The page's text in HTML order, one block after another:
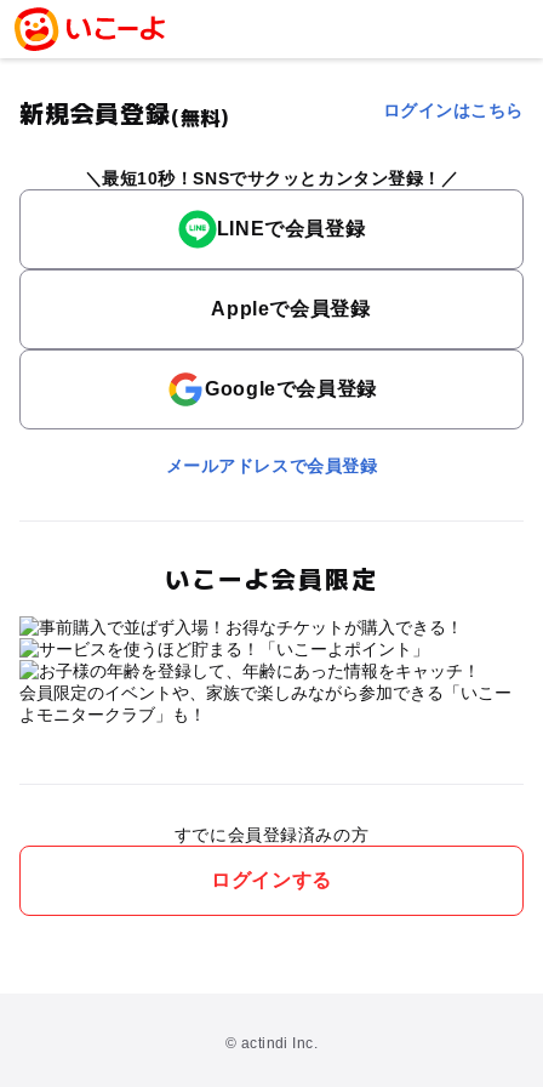
新規会員登録(無料) ログインはこちら
最短10秒！SNSでサクッとカンタン登録！
LINEで会員登録
Appleで会員登録
Googleで会員登録
メールアドレスで会員登録
いこーよ会員限定
会員限定のイベントや、家族で楽しみながら参加できる「いこー
よモニタークラブ」も！
すでに会員登録済みの方
ログインする
© actindi Inc.